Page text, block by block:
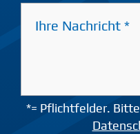
*= Pflichtfelder.